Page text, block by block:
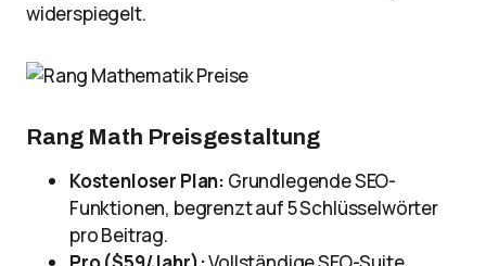
widerspiegelt.
Rang Math Preisgestaltung
Kostenloser Plan: Grundlegende SEO-
Funktionen, begrenzt auf 5 Schlüsselwörter
pro Beitrag.